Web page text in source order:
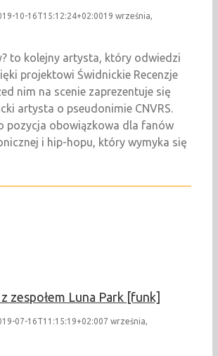
10-16T15:12:24+02:0019 września,
to kolejny artysta, który odwiedzi
projektowi Świdnickie Recenzje
nim na scenie zaprezentuje się
artysta o pseudonimie CNVRS.
pozycja obowiązkowa dla fanów
i hip-hopu, który wymyka się
zespołem Luna Park [funk]
07-16T11:15:19+02:007 września,